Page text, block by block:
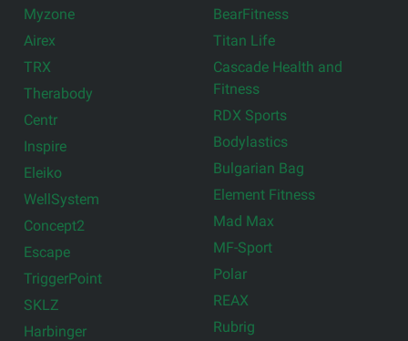
Myzone
Airex
TRX
Therabody
Centr
Inspire
Eleiko
WellSystem
Concept2
Escape
TriggerPoint
SKLZ
Harbinger
BearFitness
Titan Life
Cascade Health and
Fitness
RDX Sports
Bodylastics
Bulgarian Bag
Element Fitness
Mad Max
MF-Sport
Polar
REAX
Rubrig